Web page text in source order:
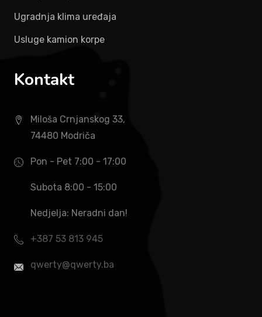
Ugradnja klima uređaja
Usluge kamion korpe
Kontakt
Miloša Crnjanskog 33,
74480 Modriča
Pon - Pet 7:00 - 17:00
Subota 8:00 - 15:00
Nedjelja: Neradni dan!
+387 53 813 945
qwerty@qwerty.ba